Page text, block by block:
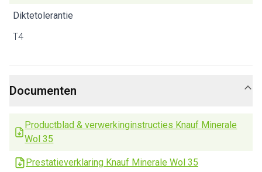
Diktetolerantie
T4
Documenten
Productblad & verwerkinginstructies Knauf Minerale
Wol 35
Prestatieverklaring Knauf Minerale Wol 35